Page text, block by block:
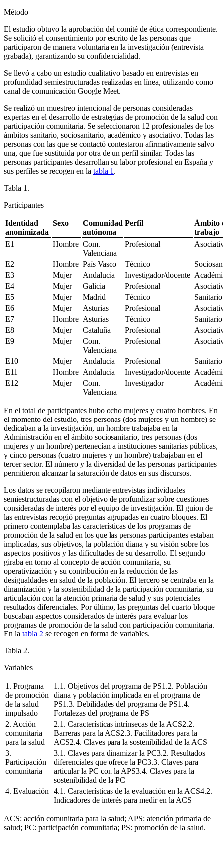
Método
El estudio obtuvo la aprobación del comité de ética correspondiente.
Se solicitó el consentimiento por escrito de las personas que
participaron de manera voluntaria en la investigación (entrevista
grabada), garantizando su confidencialidad.
Se llevó a cabo un estudio cualitativo basado en entrevistas en
profundidad semiestructuradas realizadas en línea, utilizando como
canal de comunicación Google Meet.
Se realizó un muestreo intencional de personas consideradas
expertas en el desarrollo de estrategias de promoción de la salud con
participación comunitaria. Se seleccionaron 12 profesionales de los
ámbitos sanitario, sociosanitario, académico y asociativo. Todas las
personas con las que se contactó contestaron afirmativamente salvo
una, que fue sustituida por otra de un perfil similar. Todas las
personas participantes desarrollan su labor profesional en España y
sus perfiles se recogen en la tabla 1 .
Tabla 1.
Participantes
Identidad
anonimizada
Sexo
Comunidad
autónoma
Perfil
Ámbito
trabajo
E1
Hombre Com.
Valenciana
Profesional
E2 Hombre País Vasco Técnico
E3
Mujer Andalucía Investigador/docente
E4
Mujer Galicia Profesional
E5
Mujer Madrid Técnico
E6
Mujer Asturias Profesional
E7
Hombre Asturias Técnico
E8
Mujer Cataluña Profesional
E9
Mujer
Com.
Valenciana
Profesional
E10 Mujer Andalucía Profesional
E11
Hombre Andalucía Investigador/docente
E12
Mujer
Com.
Valenciana
Investigador
En el total de participantes hubo ocho mujeres y cuatro hombres. En
el momento del estudio, tres personas (dos mujeres y un hombre) se
dedicaban a la investigación, un hombre trabajaba en la
Administración en el ámbito sociosanitario, tres personas (dos
mujeres y un hombre) pertenecían a instituciones sanitarias públicas,
y cinco personas (cuatro mujeres y un hombre) trabajaban en el
tercer sector. El número y la diversidad de las personas participantes
permitieron alcanzar la saturación de datos en sus discursos.
Los datos se recopilaron mediante entrevistas individuales
semiestructuradas con el objetivo de profundizar sobre cuestiones
consideradas de interés por el equipo de investigación. El guion de
las entrevistas recogió preguntas agrupadas en cuatro bloques. El
primero contemplaba las características de los programas de
promoción de la salud en los que las personas participantes estaban
implicadas, sus objetivos, la población diana y su visión sobre los
aspectos positivos y las dificultades de su desarrollo. El segundo
giraba en torno al concepto de acción comunitaria, su
operativización y su contribución en la reducción de las
desigualdades en salud de la población. El tercero se centraba en la
dinamización y la sostenibilidad de la participación comunitaria, su
articulación con la atención primaria de salud y sus potenciales
resultados diferenciales. Por último, las preguntas del cuarto bloque
buscaban aspectos considerados de interés para evaluar los
programas de promoción de la salud con participación comunitaria.
En la tabla 2 se recogen en forma de variables.
Tabla 2.
Variables
1. Programa
de promoción
de la salud
impulsado
1.1. Objetivos del programa de PS1.2. Población
diana y población implicada en el programa de
PS1.3. Debilidades del programa de PS1.4.
Fortalezas del programa de PS
2. Acción
comunitaria
para la salud
2.1. Características intrínsecas de la ACS2.2.
Barreras para la ACS2.3. Facilitadores para la
ACS2.4. Claves para la sostenibilidad de la ACS
3.
Participación
comunitaria
3.1. Claves para dinamizar la PC3.2. Resultados
diferenciales que ofrece la PC3.3. Claves para
articular la PC con la APS3.4. Claves para la
sostenibilidad de la PC
4. Evaluación
4.1. Características de la evaluación en la ACS4.2.
Indicadores de interés para medir en la ACS
ACS: acción comunitaria para la salud; APS: atención primaria de
salud; PC: participación comunitaria; PS: promoción de la salud.